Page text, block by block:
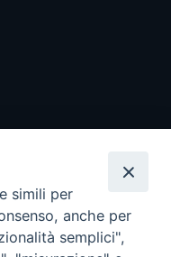
simili per
anche per
semplici",